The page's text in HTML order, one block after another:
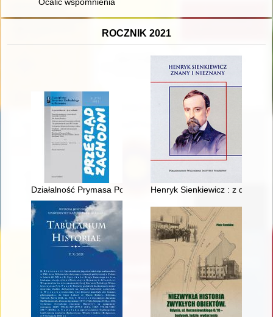
ROCZNIK 2021
Działalność Prymasa Polski Stefana Wyszyńskiego na forum
Henryk Sienkiewicz : z dziejów